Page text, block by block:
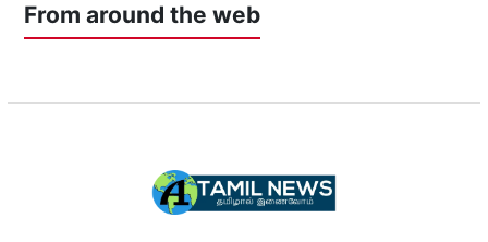
From around the web